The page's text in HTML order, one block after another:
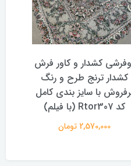
کشدار و کاور فرش
کشدار ترنج طرح سنتی و
پتینه 2 سایز بندی کامل کد
Rtor299
2,570,000 تومان